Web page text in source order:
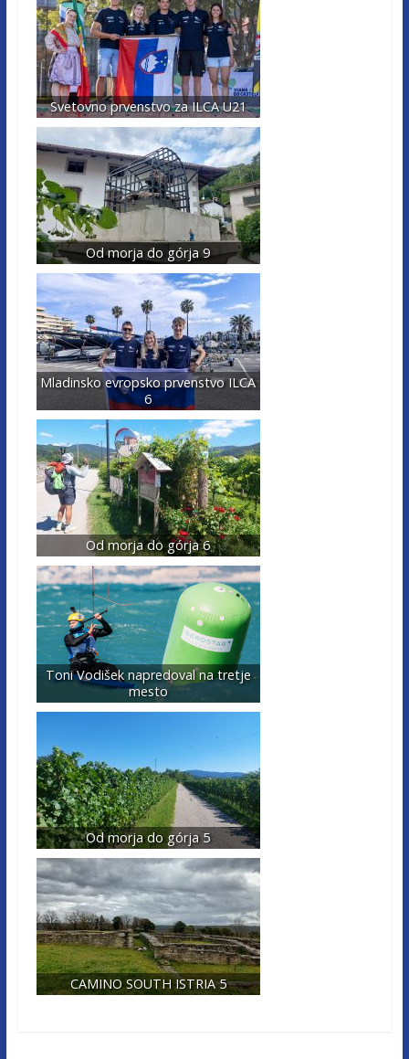
Svetovno prvenstvo za ILCA U21
Od morja do górja 9
Mladinsko evropsko prvenstvo ILCA
6
Od morja do górja 6
Toni Vodišek napredoval na tretje
mesto
Od morja do górja 5
CAMINO SOUTH ISTRIA 5